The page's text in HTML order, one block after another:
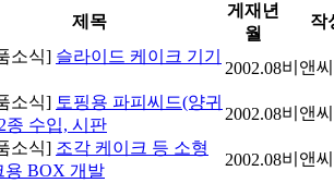
제목
게재년
월
작
소식] 슬라이드 케이크 기기
2002.08비앤
소식] 토핑용 파피씨드(양귀
종 수입, 시판
2002.08비앤
소식] 조각 케이크 등 소형
용 BOX 개발
2002.08비앤